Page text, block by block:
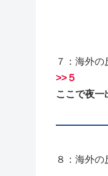
７：海外の
>>５
ここで夜一
８：海外の